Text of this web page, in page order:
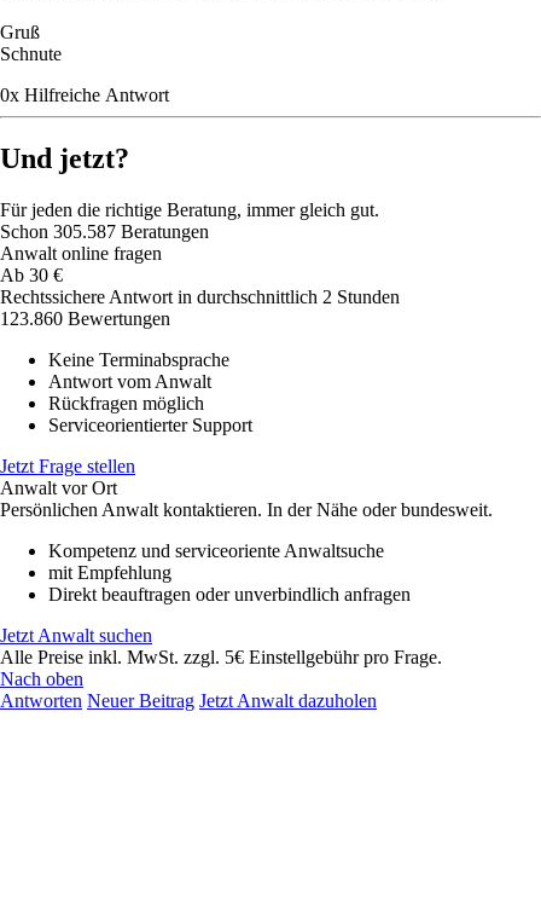
Gruß
Schnute
0x Hilfreiche Antwort
Und jetzt?
Für jeden die richtige Beratung, immer gleich gut.
Schon 305.587 Beratungen
Anwalt online fragen
Ab 30 €
Rechtssichere Antwort in durchschnittlich 2 Stunden
123.860 Bewertungen
Keine Terminabsprache
Antwort vom Anwalt
Rückfragen möglich
Serviceorientierter Support
Jetzt Frage stellen
Anwalt vor Ort
Persönlichen Anwalt kontaktieren. In der Nähe oder bundesweit.
Kompetenz und serviceoriente Anwaltsuche
mit Empfehlung
Direkt beauftragen oder unverbindlich anfragen
Jetzt Anwalt suchen
Alle Preise inkl. MwSt. zzgl. 5€ Einstellgebühr pro Frage.
Nach oben
Antworten Neuer Beitrag Jetzt Anwalt dazuholen